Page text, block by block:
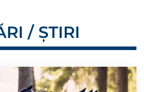
/ ȘTIRI